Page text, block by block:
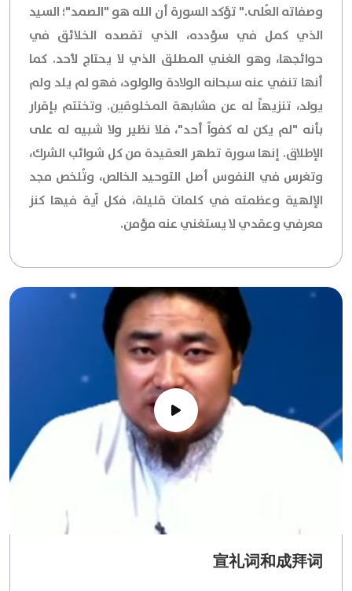
وصفاته العُلى." تؤكد السورة أن الله هو "الصمد"؛ السيد
الذي كمل في سؤدده، الذي تقصده الخلائق في
حوائجها، وهو الغني المطلق الذي لا يحتاج لأحد. كما
أنها تنفي عنه سبحانه الولادة والولود، فهو لم يلد ولم
يولد، تنزيهاً له عن مشابهة المخلوقين. وتختتم بإقرار
بأنه "لم يكن له كفواً أحد"، فلا نظير ولا شبيه له على
الإطلاق. إنها سورة تطهر العقيدة من كل شوائب الشرك،
وتغرس في النفوس أصل التوحيد الخالص، وتُلخص مجد
الإلهية وعظمته في كلمات قليلة، فكل آية فيها كنز
معرفي وعقدي لا يستغني عنه مؤمن.
宣礼词和成拜词